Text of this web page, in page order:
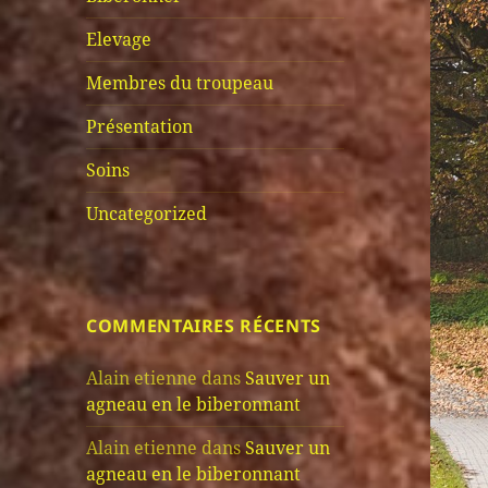
Elevage
Membres du troupeau
Présentation
Soins
Uncategorized
COMMENTAIRES RÉCENTS
Alain etiennedans Sauver un
agneau en le biberonnant
Alain etienne dansSauver un
agneau en le biberonnant